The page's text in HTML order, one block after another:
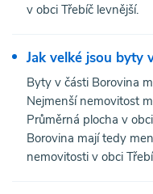
v obci Třebíč levnější.
Jak velké jsou byty
Byty v části Borovina
Nejmenší nemovitost
Průměrná plocha v
Borovina mají tedy
nemovitosti v obci